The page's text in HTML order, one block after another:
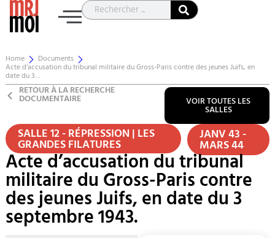
Home Documents
Acte d’accusation du tribunal militaire du Gross-Paris contre des jeunes Juifs, en
date du 3…
RETOUR À LA RECHERCHE
DOCUMENTAIRE VOIR TOUTES LES
SALLES
SALLE 12 - RÉPRESSION | LES
GRANDES FILATURES JANV 43 -
MARS 44
Acte d’accusation du tribunal
militaire du Gross-Paris contre
des jeunes Juifs, en date du 3
septembre 1943.